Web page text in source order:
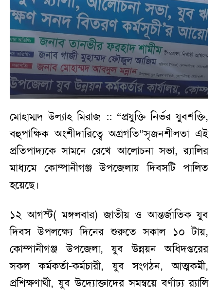
মোহাম্মদ উল্যাহ মিরাজ :: “প্রযুক্তি নির্ভর যুবশক্তি,
বহুপাক্ষিক অংশীদারিত্বে অগ্রগতি”সৃজনশীলতা এই
প্রতিপাদ্যকে সামনে রেখে আলোচনা সভা, র‍্যালির
মাধ্যমে কোম্পানীগঞ্জ উপজেলায় দিবসটি পালিত
হয়েছে।
১২ আগস্ট( মঙ্গলবার) জাতীয় ও আন্তর্জাতিক যুব
দিবস উপলক্ষ্যে দিনের শুরুতে সকাল ১০ টায়,
কোম্পানীগঞ্জ উপজেলা, যুব উন্নয়ন অধিদপ্তরের
সকল কর্মকর্তা-কর্মচারী, যুব সংগঠন, আত্মকর্মী,
প্রশিক্ষণার্থী, যুব উদ্যোক্তাদের সমন্বয়ে বর্ণাঢ্য র‍্যালি